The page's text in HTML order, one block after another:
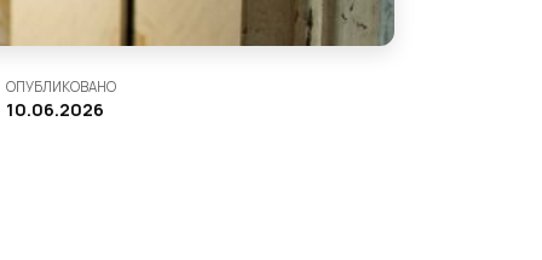
ОПУБЛИКОВАНО
10.06.2026